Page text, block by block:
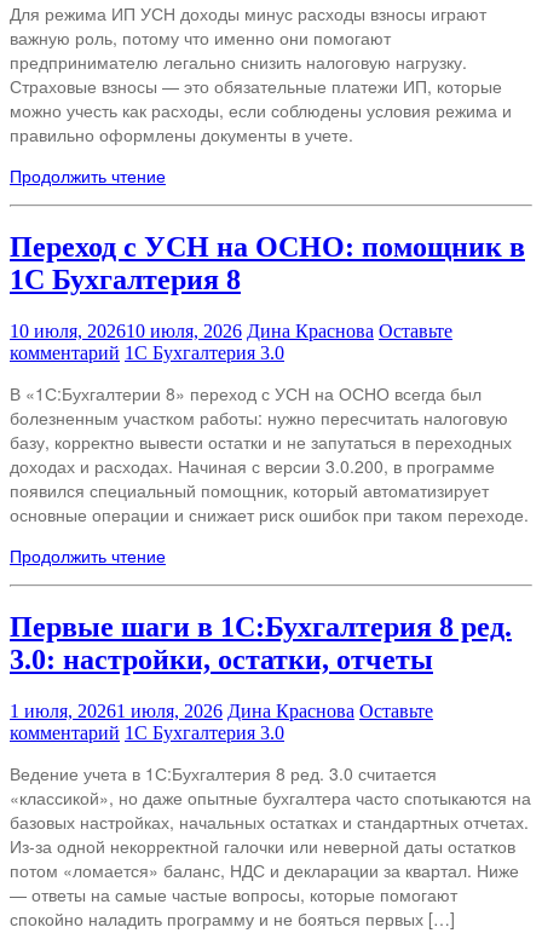
Для режима ИП УСН доходы минус расходы взносы играют
важную роль, потому что именно они помогают
предпринимателю легально снизить налоговую нагрузку.
Страховые взносы — это обязательные платежи ИП, которые
можно учесть как расходы, если соблюдены условия режима и
правильно оформлены документы в учете.
Продолжить чтение
Переход с УСН на ОСНО: помощник в
1С Бухгалтерия 8
10 июля, 202610 июля, 2026 Дина Краснова Оставьте
комментарий 1С Бухгалтерия 3.0
В «1С:Бухгалтерии 8» переход с УСН на ОСНО всегда был
болезненным участком работы: нужно пересчитать налоговую
базу, корректно вывести остатки и не запутаться в переходных
доходах и расходах. Начиная с версии 3.0.200, в программе
появился специальный помощник, который автоматизирует
основные операции и снижает риск ошибок при таком переходе.
Продолжить чтение
Первые шаги в 1С:Бухгалтерия 8 ред.
3.0: настройки, остатки, отчеты
1 июля, 20261 июля, 2026 Дина Краснова Оставьте
комментарий 1С Бухгалтерия 3.0
Ведение учета в 1С:Бухгалтерия 8 ред. 3.0 считается
«классикой», но даже опытные бухгалтера часто спотыкаются на
базовых настройках, начальных остатках и стандартных отчетах.
Из-за одной некорректной галочки или неверной даты остатков
потом «ломается» баланс, НДС и декларации за квартал. Ниже
— ответы на самые частые вопросы, которые помогают
спокойно наладить программу и не бояться первых […]